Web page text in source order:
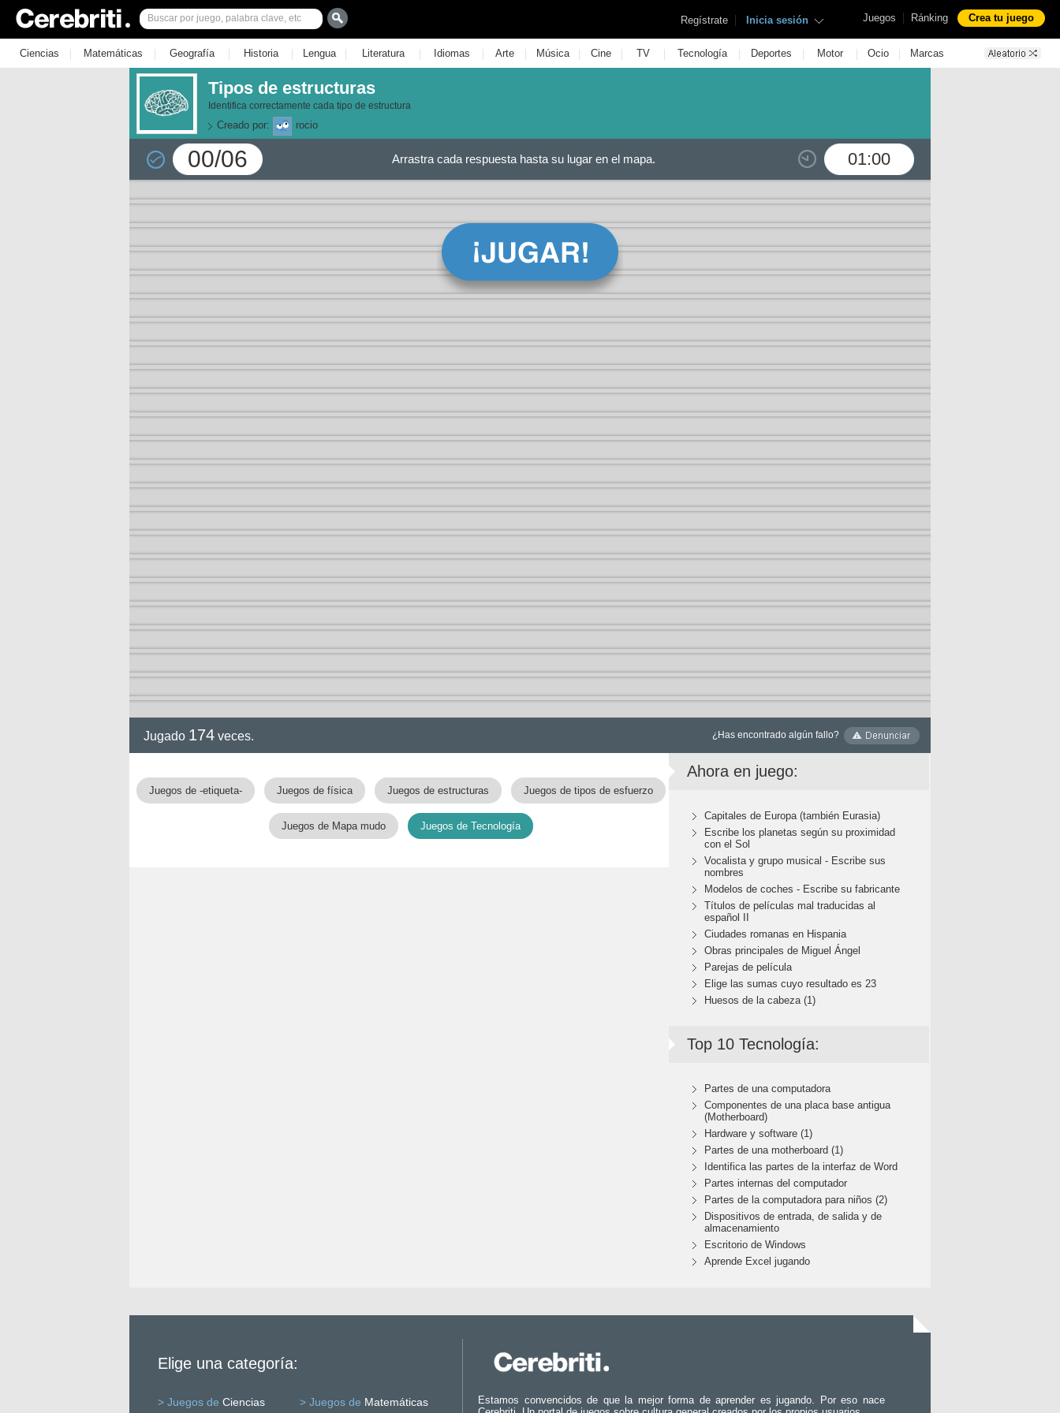
Juegos | Ránking Crea tu juego
Regístrate | Inicia sesión
Ciencias | Matemáticas | Geografía | Historia | Lengua | Literatura | Idiomas | Arte | Música | Cine | TV | Tecnología | Deportes | Motor | Ocio | Marcas
Tipos de estructuras
Identifica correctamente cada tipo de estructura
Creado por: rocio
00/06 01:00
Arrastra cada respuesta hasta su lugar en el mapa.
Jugado 174 veces. ¿Has encontrado algún fallo?
Juegos de -etiqueta- Juegos de física Juegos de estructuras Juegos de tipos de esfuerzo
Juegos de Mapa mudo Juegos de Tecnología
Ahora en juego:
Capitales de Europa (también Eurasia)
Escribe los planetas según su proximidad
con el Sol
Vocalista y grupo musical - Escribe sus
nombres
Modelos de coches - Escribe su fabricante
Títulos de películas mal traducidas al
español II
Ciudades romanas en Hispania
Obras principales de Miguel Ángel
Parejas de película
Elige las sumas cuyo resultado es 23
Huesos de la cabeza (1)
Top 10 Tecnología:
Partes de una computadora
Componentes de una placa base antigua
(Motherboard)
Hardware y software (1)
Partes de una motherboard (1)
Identifica las partes de la interfaz de Word
Partes internas del computador
Partes de la computadora para niños (2)
Dispositivos de entrada, de salida y de
almacenamiento
Escritorio de Windows
Aprende Excel jugando
Elige una categoría:
> Juegos de Ciencias > Juegos de Matemáticas
Estamos convencidos de que la mejor forma de aprender es jugando. Por eso nace